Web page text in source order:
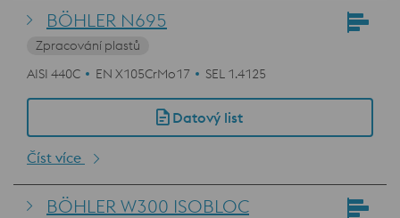
BÖHLER N695
Zpracování plastů
AISI 440C
EN X105CrMo17 SEL 1.4125
Datový list
Číst více
BÖHLER W300 ISOBLOC